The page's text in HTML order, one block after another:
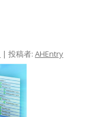
| 投稿者: AHEntry